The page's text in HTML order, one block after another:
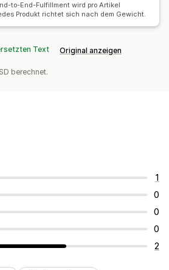
to-End-Fulfillment wird pro Artikel
Produkt richtet sich nach dem Gewicht.
Text Original anzeigen
berechnet.
1
0
0
0
2